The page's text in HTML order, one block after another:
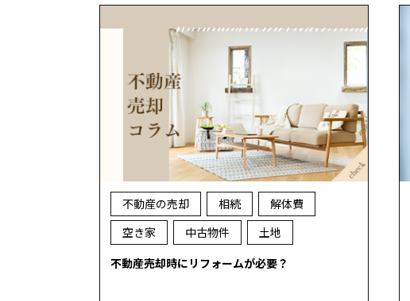
不動産の売却 相続
解体費
空き家
中古物件
土地
不動産売却時にリフォームが必要？